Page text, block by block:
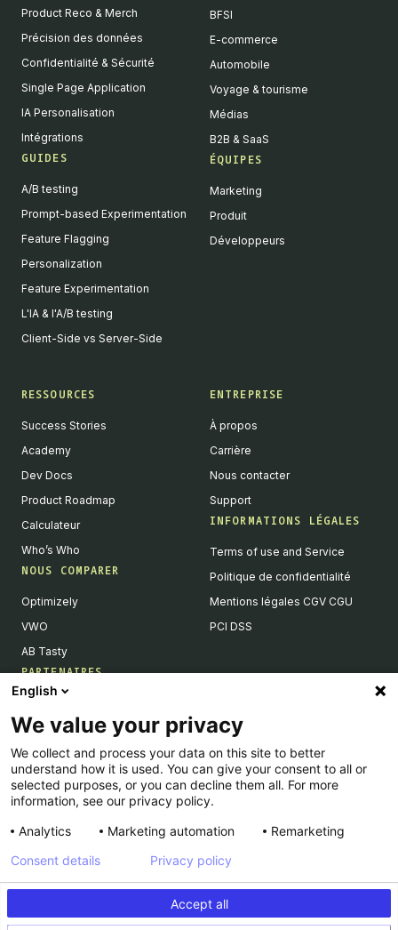
Product Reco & Merch
Précision des données
Confidentialité & Sécurité
Single Page Application
IA Personalisation
Intégrations
GUIDES
A/B testing
Prompt-based Experimentation
Feature Flagging
Personalization
Feature Experimentation
L'IA & l'A/B testing
Client-Side vs Server-Side
BFSI
E-commerce
Automobile
Voyage & tourisme
Médias
B2B & SaaS
ÉQUIPES
Marketing
Produit
Développeurs
RESSOURCES
Success Stories
Academy
Dev Docs
Product Roadmap
Calculateur
Who’s Who
NOUS COMPARER
Optimizely
VWO
AB Tasty
PARTENAIRES
Devenir partenaires
Liste de nos intégrations
Agences Partenaires
ENTREPRISE
À propos
Carrière
Nous contacter
Support
INFORMATIONS LÉGALES
Terms of use and Service
Politique de confidentialité
Mentions légales CGV CGU
PCI DSS
© Kameleoon — 2026 All rights Reserved
Privacy policy
English
We value your privacy
We collect and process your data on this site to better
understand how it is used. You can give your consent to all or
selected purposes, or you can decline them all. For more
information, see our privacy policy.
Analytics
Marketing automation Remarketing
Accept all
Consent details Privacy policy